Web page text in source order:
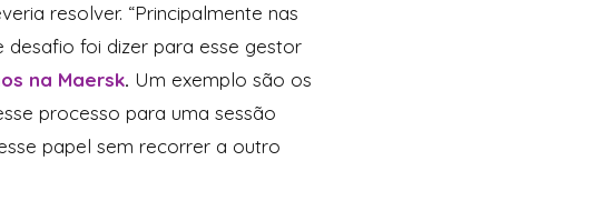
resolver. “Principalmente nas
desafio foi dizer para esse gestor
na Maersk. Um exemplo são os
processo para uma sessão
papel sem recorrer a outro